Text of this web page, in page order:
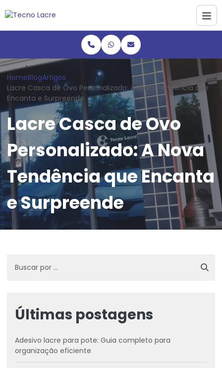
HomeBlogArtigos
Lacre Casca de Ovo Personalizado: A Nova Tendência que
Encanta e Surpreende
Lacre Casca de Ovo
Personalizado: A Nova
Tendência que Encanta
e Surpreende
Últimas postagens
Adesivo lacre para pote: Guia completo para
organização eficiente